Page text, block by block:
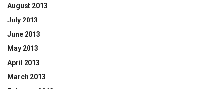
August 2013
July 2013
June 2013
May 2013
April 2013
March 2013